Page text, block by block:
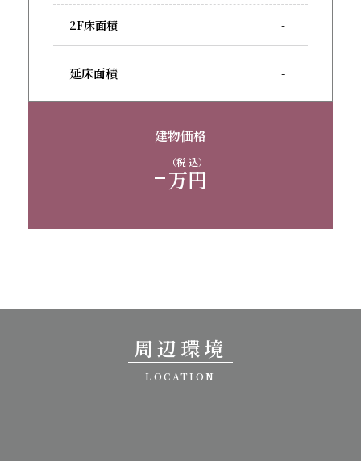
2F床面積 -
延床面積 -
建物価格
-万円
（税 込）
周辺環境
LOCATION